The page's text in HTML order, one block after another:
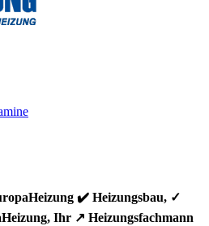
✔️ Heizungsbau, ✓
Ihr ↗️ Heizungsfachmann